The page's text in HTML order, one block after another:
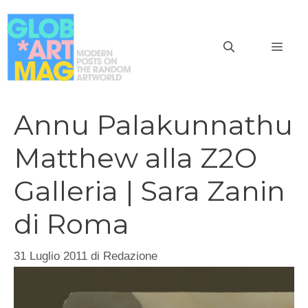
al
contenuto
Annu Palakunnathu
Matthew alla Z2O
Galleria | Sara Zanin
di Roma
31 Luglio 2011 di Redazione